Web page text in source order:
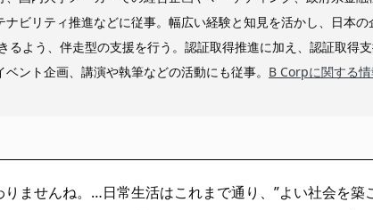
ナビリティ推進などに従事。幅広い経験と知見を活かし、日本
るよう、伴走型の支援を行う。認証取得推進に加え、認証取得
ント企画、講演や執筆などの活動にも従事。 B Corpに関する
りませんね。…日常生活はこれまで通り、”よい社会を築